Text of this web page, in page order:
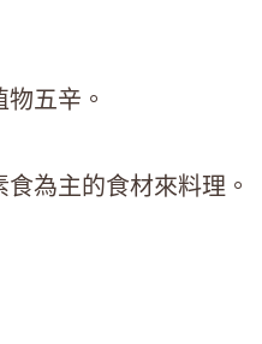
五辛。
為主的食材來料理。